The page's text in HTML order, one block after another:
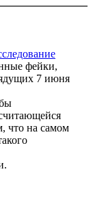
фейки,
7 июня
что на самом